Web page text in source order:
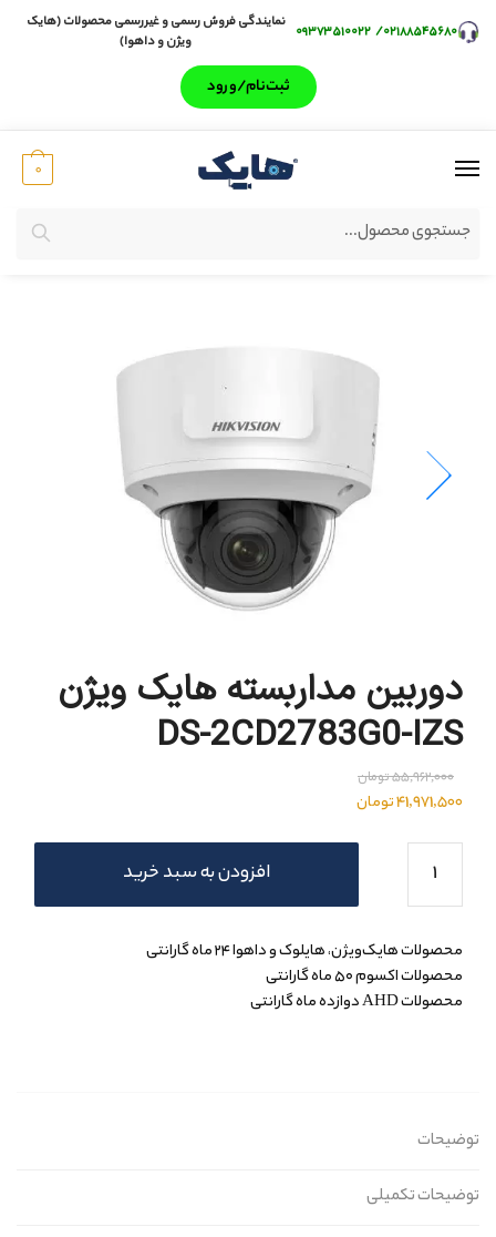
۰۲۱۸۸۵۴۵۶۸۰/ ۰۹۳۷۳۵۱۰۰۲۲
نمایندگی فروش رسمی و غیررسمی محصولات (هایک
ویژن و داهوا)
ثبت‌‌نام/ورود
جستجو
0
دوربین مداربسته هایک ویژن
DS-2CD2783G0-IZS
55,962,000تومان
41,971,500تومان
افزودن به سبد خرید
محصولات هایک‌ویژن، هایلوک و داهوا ۲۴ ماه گارانتی
محصولات اکسوم ۵۰ ماه گارانتی
محصولات AHD دوازده ماه گارانتی
توضیحات
توضیحات تکمیلی